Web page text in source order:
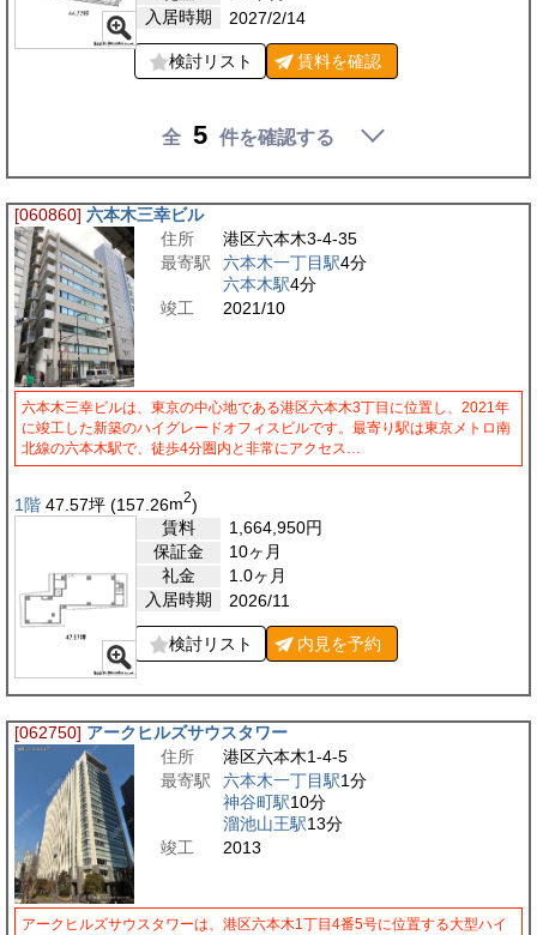
入居時期
2027/2/14
検討リスト 賃料を確認
全 5 件を確認する
[060860] 六本木三幸ビル
住所
港区六本木3-4-35
最寄駅
六本木一丁目駅4分
六本木駅4分
竣工
2021/10
六本木三幸ビルは、東京の中心地である港区六本木3丁目に位置し、2021年
に竣工した新築のハイグレードオフィスビルです。最寄り駅は東京メトロ南
北線の六本木駅で、徒歩4分圏内と非常にアクセス…
1階 47.57坪 (157.26m2)
賃料
1,664,950円
保証金
10ヶ月
礼金
1.0ヶ月
入居時期
2026/11
検討リスト 内見を予約
[062750] アークヒルズサウスタワー
住所
港区六本木1-4-5
最寄駅
六本木一丁目駅1分
神谷町駅10分
溜池山王駅13分
竣工
2013
アークヒルズサウスタワーは、港区六本木1丁目4番5号に位置する大型ハイ